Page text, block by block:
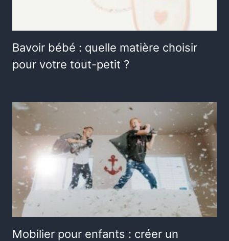
Bavoir bébé : quelle matière choisir
pour votre tout-petit ?
Mobilier pour enfants : créer un